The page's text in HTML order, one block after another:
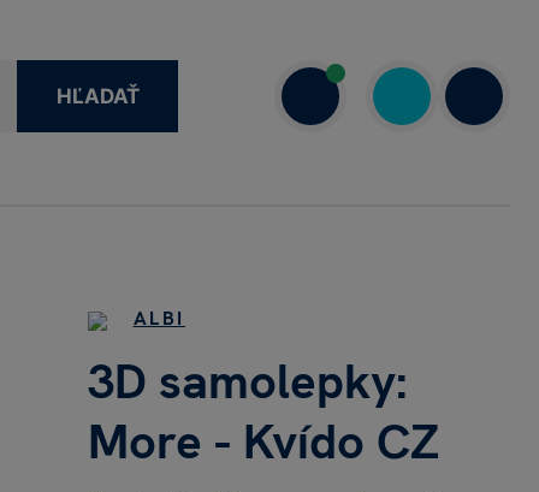
HĽADAŤ
ALBI
3D samolepky:
More - Kvído CZ